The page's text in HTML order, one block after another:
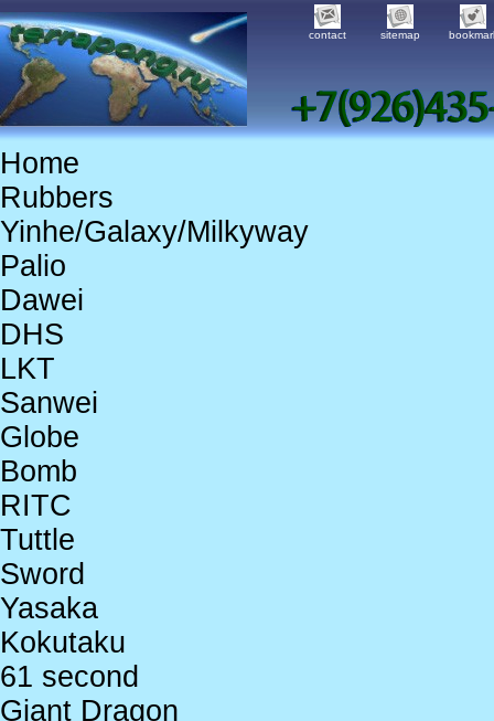
contact sitemap
Home
Rubbers
Yinhe/Galaxy/Milkyway
Palio
Dawei
DHS
LKT
Sanwei
Globe
Bomb
RITC
Tuttle
Sword
Yasaka
Kokutaku
61 second
Giant Dragon